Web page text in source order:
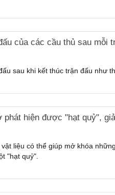
của các cầu thủ sau mỗi
sau khi kết thúc trận đấu như
phát hiện được "hạt quỷ",
liệu có thể giúp mở khóa
"hạt quỷ".